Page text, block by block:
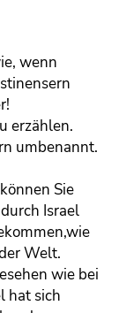
wenn
erzählen.
umbenannt.
Sie
Israel
Welt.
wie bei
hat sich